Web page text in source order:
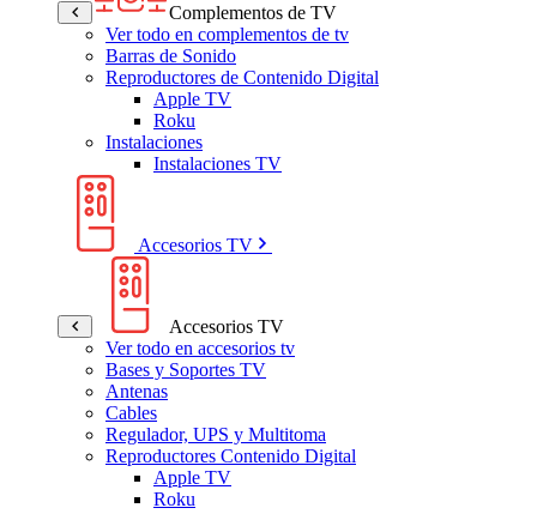
Complementos de TV
Ver todo en complementos de tv
Barras de Sonido
Reproductores de Contenido Digital
Apple TV
Roku
Instalaciones
Instalaciones TV
Accesorios TV
Accesorios TV
Ver todo en accesorios tv
Bases y Soportes TV
Antenas
Cables
Regulador, UPS y Multitoma
Reproductores Contenido Digital
Apple TV
Roku